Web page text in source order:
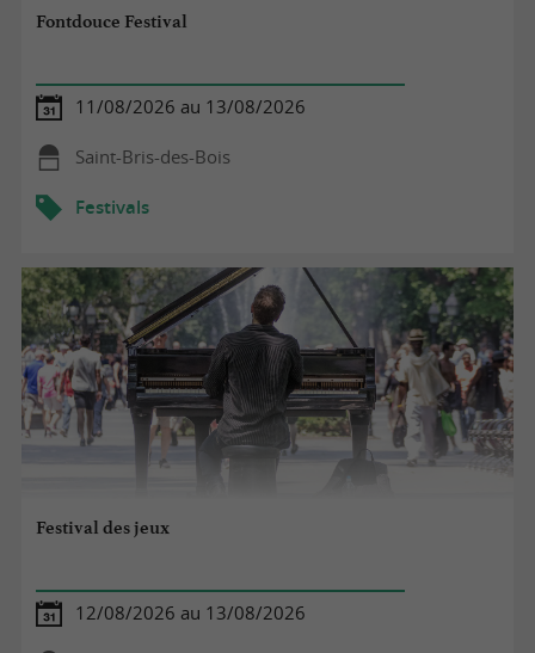
Fontdouce Festival
11/08/2026 au 13/08/2026
Saint-Bris-des-Bois
Festivals
Festival des jeux
12/08/2026 au 13/08/2026